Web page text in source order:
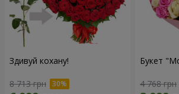
Здивуй кохану!
8 713 грн
Букет
4 768 грн